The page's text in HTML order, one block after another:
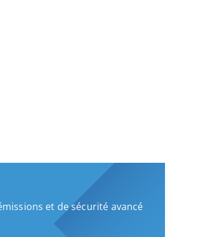
et de sécurité avancé